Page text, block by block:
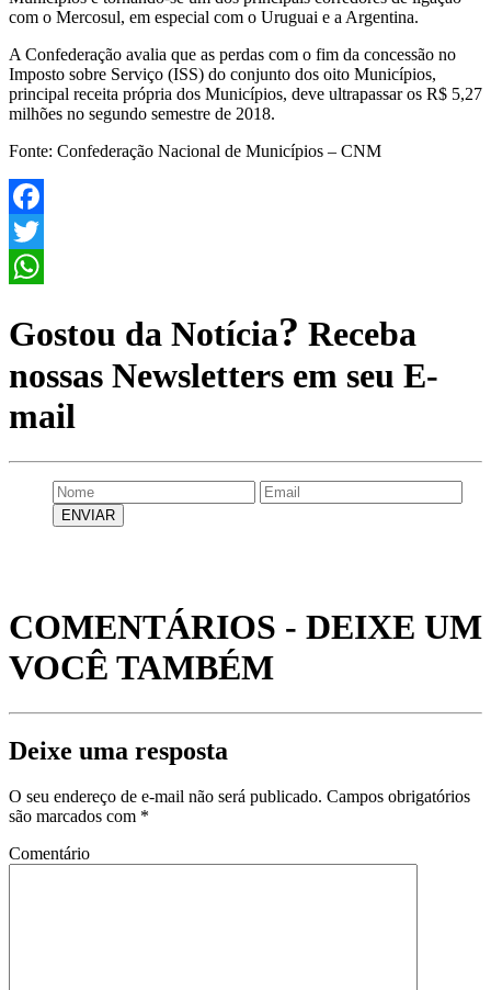
com o Mercosul, em especial com o Uruguai e a Argentina.
A Confederação avalia que as perdas com o fim da concessão no
Imposto sobre Serviço (ISS) do conjunto dos oito Municípios,
principal receita própria dos Municípios, deve ultrapassar os R$ 5,27
milhões no segundo semestre de 2018.
Fonte: Confederação Nacional de Municípios – CNM
Facebook
Twitter
Gostou da Notícia? Receba
nossas Newsletters em seu E-
mail
COMENTÁRIOS - DEIXE UM
VOCÊ TAMBÉM
Deixe uma resposta
O seu endereço de e-mail não será publicado. Campos obrigatórios
são marcados com *
Comentário